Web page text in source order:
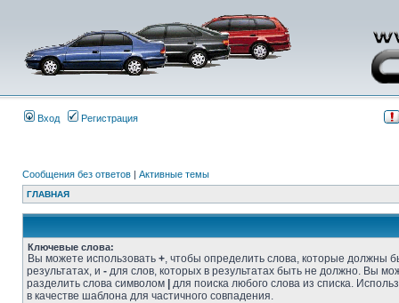
Вход Регистрация
Сообщения без ответов | Активные темы
ГЛАВНАЯ
Ключевые слова:
Вы можете использовать +, чтобы определить слова, которые должны
результатах, и - для слов, которых в результатах быть не должно. Вы
разделить слова символом
для поиска любого слова из списка.
в качестве шаблона для частичного совпадения.